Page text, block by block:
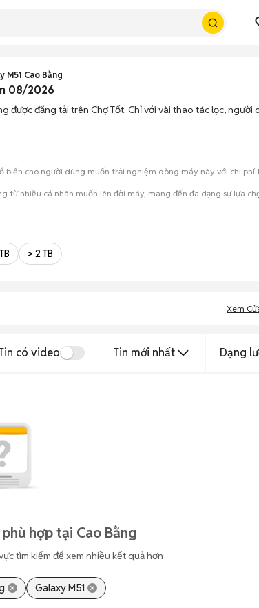
M51 Cao Bằng
08/2026
được đăng tải trên Chợ Tốt. Chỉ với vài thao tác lọc,
biến cho người dùng muốn trải nghiệm dòng máy này với chi phí
từ nhiều cá nhân muốn lên đời máy, mang đến đa dạng sự lựa
chính xác hiệu năng thực tế của máy so với mô tả trên tin
> 2 TB
Xem
có video Tin mới nhất Dạng
hợp tại Cao Bằng
tìm kiếm để xem nhiều kết quả hơn
Galaxy M51